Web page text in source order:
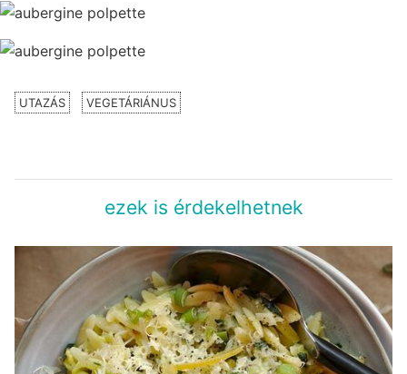
UTAZÁS VEGETÁRIÁNUS
ezek is érdekelhetnek